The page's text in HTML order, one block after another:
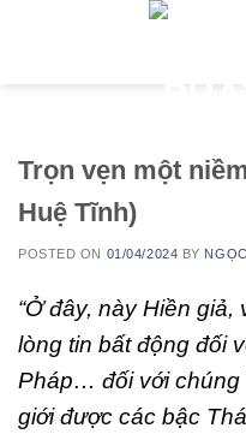
Trọn vẹn một
Huệ Tĩnh)
POSTED ON 01/04/2024 BY
“Ở đây, này Hiền
lòng tin bất động đối
Pháp… đối với
giới được các bậc